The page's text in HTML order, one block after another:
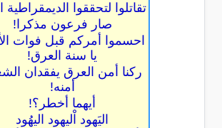
تقاتلوا لتحققوا الديمقراطية
صار فرعون مذكرا!
احسموا أمركم قبل فوات
يا سنة العرق!
ركنا أمن العرق يفقدان
أمنه!
أيهما أخطر؟!
اليَهود اْليهود اليهُود